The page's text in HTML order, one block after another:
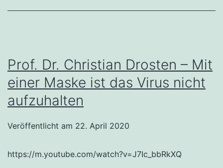
Prof. Dr. Christian Drosten – Mit
einer Maske ist das Virus nicht
aufzuhalten
Veröffentlicht am 22. April 2020
https://m.youtube.com/watch?v=J7Ic_bbRkXQ